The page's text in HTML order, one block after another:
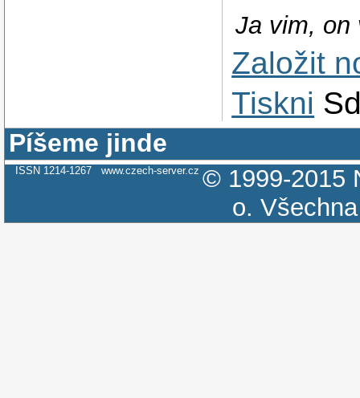
Ja vim, on
Založit
Tiskni
Píšeme jinde
ISSN 1214-1267 www.czech-server.cz © 1999-2015
o.